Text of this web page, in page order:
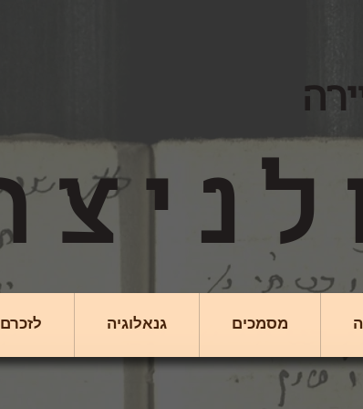
מסמכים גנאלוגיה לזכרם